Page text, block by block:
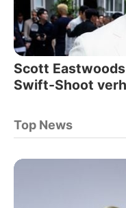
Scott
Swift-Shoot
Top News